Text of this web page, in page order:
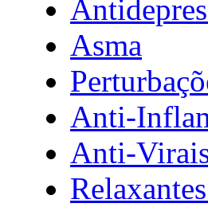
Asma
Anti-
Anti-